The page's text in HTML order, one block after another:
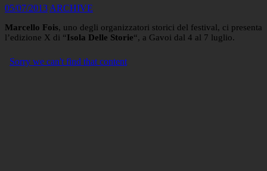
05/07/2013 ARCHIVE
Marcello Fois, uno degli organizzatori storici del festival, ci presenta
l’edizione X di “Isola Delle Storie“, a Gavoi dal 4 al 7 luglio.